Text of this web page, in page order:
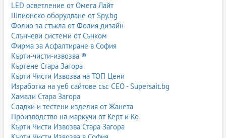
LED осветление от Омега Лайт
Шпионско оборудване от Spy.bg
Фолио за стъкла от Фолия дизайн
Слънчеви системи от Сънком
Фирма за Асфалтиране в София
Кърти-чисти-извозва ®
Къртене Стара Загора
Кърти Чисти Извозва на ТОП Цени
Изработка на уеб сайтове със СЕО - Supersait.bg
Хамали Стара Загора
Сладки и тестени изделия от Жанета
Производство на маркучи от Керт и Ко
Кърти Чисти Извозва Стара Загора